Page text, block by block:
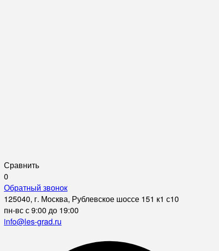
Сравнить
0
Обратный звонок
125040, г. Москва, Рублевское шоссе 151 к1 с10
пн-вс с 9:00 до 19:00
info@les-grad.ru